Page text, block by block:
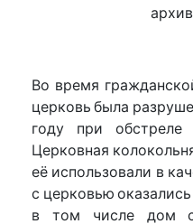
Во время
церковь была
году при обстреле
Церковная
её использовали в
с церковью
в том числе дом